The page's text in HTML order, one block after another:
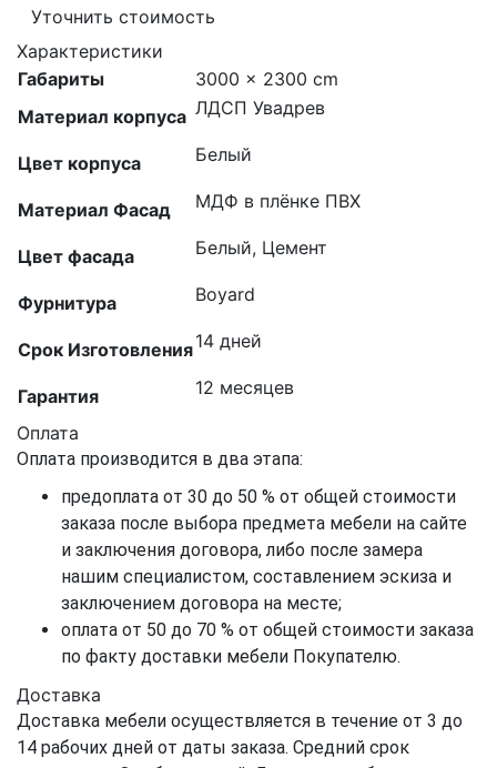
Уточнить стоимость
Характеристики
Габариты
3000 × 2300 cm
Материал корпуса ЛДСП Увадрев
Цвет корпуса Белый
Материал Фасад МДФ в плёнке ПВХ
Цвет фасада Белый, Цемент
Фурнитура Boyard
Срок Изготовления14 дней
Гарантия 12 месяцев
Оплата
Оплата производится в два этапа:
предоплата от 30 до 50 % от общей стоимости
заказа после выбора предмета мебели на сайте
и заключения договора, либо после замера
нашим специалистом, составлением эскиза и
заключением договора на месте;
оплата от 50 до 70 % от общей стоимости заказа
по факту доставки мебели Покупателю.
Доставка
Доставка мебели осуществляется в течение от 3 до
14 рабочих дней от даты заказа. Средний срок